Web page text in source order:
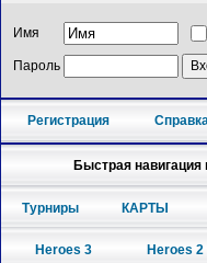
Имя
Пароль
Регистрация
Быстрая
Турниры КАРТЫ
Heroes 3 Heroes 2